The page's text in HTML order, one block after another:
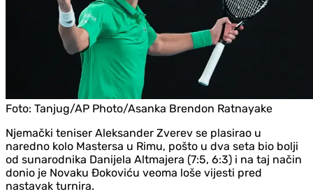
Foto: Tanjug/AP Photo/Asanka Brendon Ratnayake
Njemački teniser Aleksander Zverev se plasirao u
naredno kolo Mastersa u Rimu, pošto u dva seta bio bolji
od sunarodnika Danijela Altmajera (7:5, 6:3) i na taj način
donio je Novaku Đokoviću veoma loše vijesti pred
nastavak turnira.